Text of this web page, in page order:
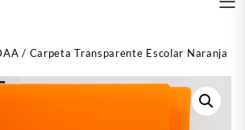
/ Carpeta Transparente Escolar Naranja